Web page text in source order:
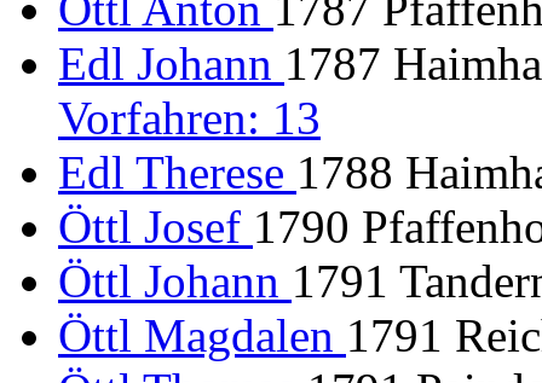
Edl Johann 1787
Vorfahren: 13
Edl Therese 1788
Öttl Josef 1790
Öttl Johann 1791
Öttl Magdalen 1791